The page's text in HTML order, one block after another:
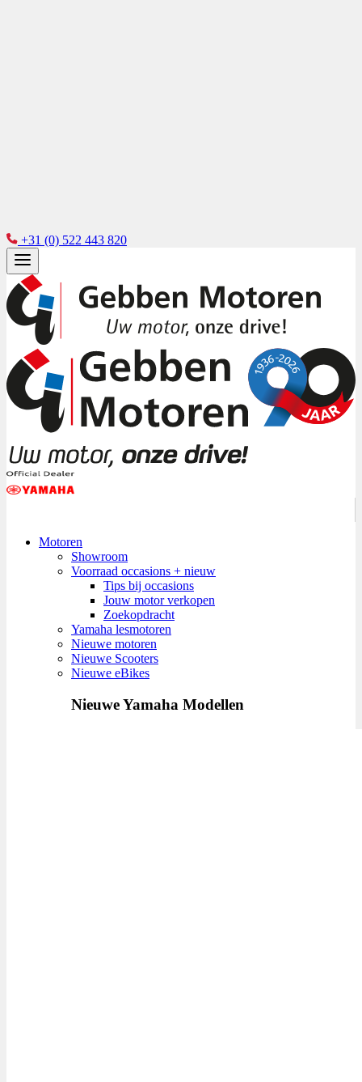
+31 (0) 522 443 820
Motoren
Showroom
Voorraad occasions + nieuw
Tips bij occasions
Jouw motor verkopen
Zoekopdracht
Yamaha lesmotoren
Nieuwe motoren
Nieuwe Scooters
Nieuwe eBikes
Nieuwe Yamaha Modellen